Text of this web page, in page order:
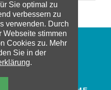
STIFTUNG /
Sie optimal zu
verbessern zu
verwenden. Durch
Webseite stimmen
Cookies zu. Mehr
Sie in der
.